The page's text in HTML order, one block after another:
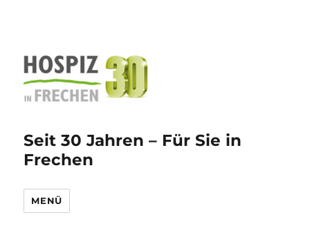
Seit 30 Jahren – Für Sie in
Frechen
MENÜ